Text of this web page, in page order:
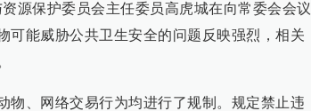
源保护委员会主任委员高虎城在向常委会会议
可能威胁公共卫生安全的问题反映强烈，相关
物、网络交易行为均进行了规制。规定禁止违